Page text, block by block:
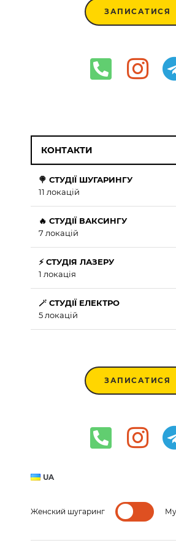
ЗАПИСАТИСЯ
КОНТАКТИ
🍭 СТУДІЇ ШУГАРИНГУ
11 локацій
🔥 СТУДІЇ ВАКСИНГУ
7 локацій
⚡ СТУДІЯ ЛАЗЕРУ
1 локація
🪄 СТУДІЇ ЕЛЕКТРО
5 локацій
ЗАПИСАТИСЯ
UA
Женский шугаринг